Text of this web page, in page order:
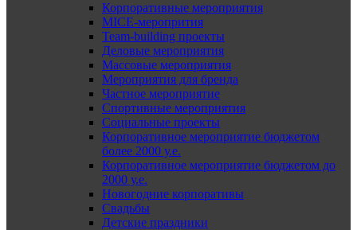
Корпоративные мероприятия
MICE-меропрития
Team-building проекты
Деловые мероприятия
Массовые мероприятия
Мероприятия для бренда
Частное мероприятие
Спортивные мероприятия
Социальные проекты
Корпоративное мероприятие бюджетом
более 2000 у.е.
Корпоративное мероприятие бюджетом до
2000 у.е.
Новогодние корпоративы
Свадьбы
Детские праздники